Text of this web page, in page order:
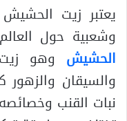
يعتبر زيت
وشعبية حول
الحشيش وهو
والسيقان
نبات القنب